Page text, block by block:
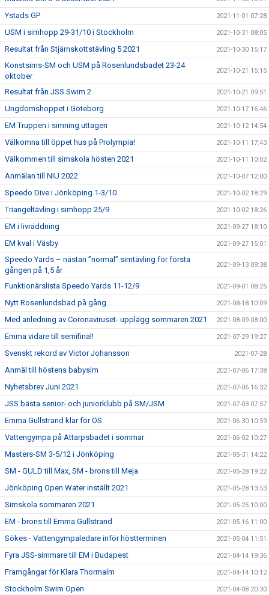
Ystads GP 2021-11-01 07:28
USM i simhopp 29-31/10 i Stockholm 2021-10-31 08:05
Resultat från Stjärnskottstävling 5 2021 2021-10-30 15:17
Konstsims-SM och USM på Rosenlundsbadet 23-24
oktober
2021-10-21 15:15
Resultat från JSS Swim 2 2021-10-21 09:51
Ungdomshoppet i Göteborg 2021-10-17 16:46
EM Truppen i simning uttagen 2021-10-12 14:54
Välkomna till öppet hus på Prolympia! 2021-10-11 17:43
Välkommen till simskola hösten 2021 2021-10-11 10:02
Anmälan till NIU 2022 2021-10-07 12:00
Speedo Dive i Jönköping 1-3/10 2021-10-02 18:29
Triangeltävling i simhopp 25/9 2021-10-02 18:26
EM i livräddning 2021-09-27 18:10
EM kval i Väsby 2021-09-27 15:01
Speedo Yards – nästan ”normal” simtävling för första
gången på 1,5 år
2021-09-13 09:38
Funktionärslista Speedo Yards 11-12/9 2021-09-01 08:25
Nytt Rosenlundsbad på gång... 2021-08-18 10:09
Med anledning av Coronaviruset- upplägg sommaren 2021 2021-08-09 08:00
Emma vidare till semifinal! 2021-07-29 19:27
Svenskt rekord av Victor Johansson 2021-07-28
Anmäl till höstens babysim 2021-07-06 17:38
Nyhetsbrev Juni 2021 2021-07-06 16:32
JSS bästa senior- och juniorklubb på SM/JSM 2021-07-03 07:57
Emma Gullstrand klar för OS 2021-06-30 10:59
Vattengympa på Attarpsbadet i sommar 2021-06-02 10:27
Masters-SM 3-5/12 i Jönköping 2021-05-31 14:22
SM - GULD till Max, SM - brons till Meja 2021-05-28 19:22
Jönköping Open Water inställt 2021 2021-05-28 13:53
Simskola sommaren 2021 2021-05-25 10:00
EM - brons till Emma Gullstrand 2021-05-16 11:00
Sökes - Vattengympaledare inför höstterminen 2021-05-04 11:51
Fyra JSS-simmare till EM i Budapest 2021-04-14 19:36
Framgångar för Klara Thormalm 2021-04-14 10:12
Stockholm Swim Open 2021-04-08 20:30